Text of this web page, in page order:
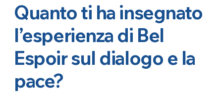
Quanto ti ha insegnato
l’esperienza di Bel
Espoir sul dialogo e la
pace?